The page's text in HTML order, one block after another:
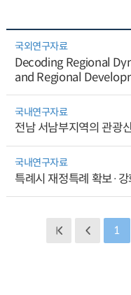
국외연구자료
Decoding Regional
and Regional
국내연구자료
전남 서남부지역의 관광
국내연구자료
특례시 재정특례 확보·
1